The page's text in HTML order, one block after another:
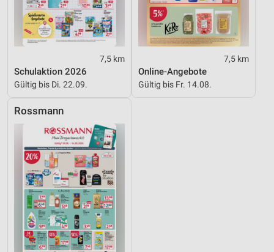
7,5 km
Schulaktion 2026
Gültig bis Di. 22.09.
7,5 km
Online-Angebote
Gültig bis Fr. 14.08.
Rossmann